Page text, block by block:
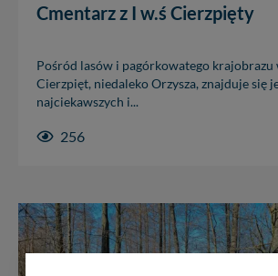
Cmentarz z I w.ś Cierzpięty
Pośród lasów i pagórkowatego krajobrazu
Cierzpięt, niedaleko Orzysza, znajduje się
najciekawszych i...
256